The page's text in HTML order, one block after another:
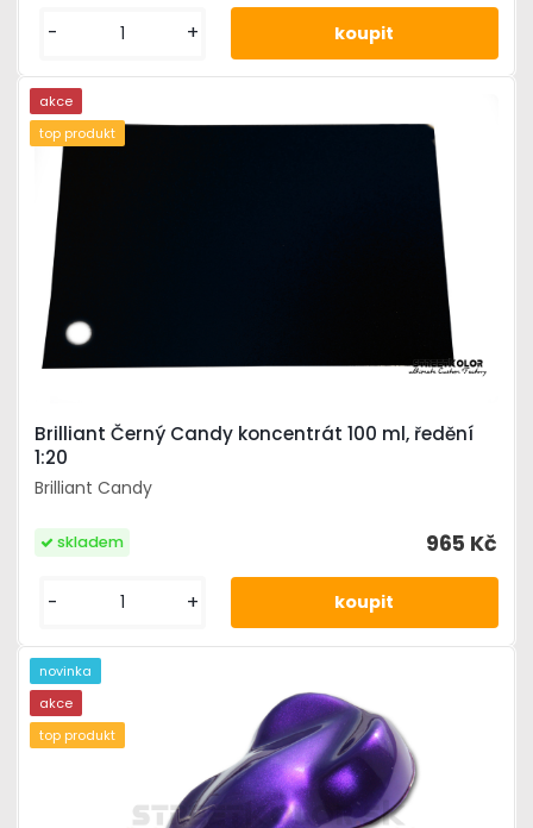
- +
Brilliant Černý Candy koncentrát 100 ml, ředění
1:20
Brilliant Candy
965 Kč
skladem
- +
akce
top produkt
novinka
akce
top produkt